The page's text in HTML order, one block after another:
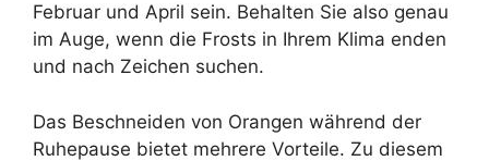
Februar und April sein. Behalten Sie also genau
im Auge, wenn die Frosts in Ihrem Klima enden
und nach Zeichen suchen.
Das Beschneiden von Orangen während der
Ruhepause bietet mehrere Vorteile. Zu diesem